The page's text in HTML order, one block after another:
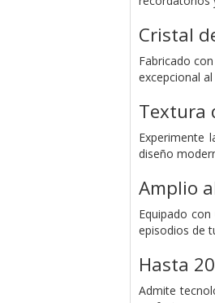
Cristal
Fabricado
excepcional
Textura
Experimente
diseño
Amplio
Equipado
episodios de
Hasta
Admite